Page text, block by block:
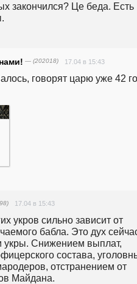
закончился? Це беда. Есть
— (202018) 17.04 в 15:43
говорят царю уже 42
17.04 в 15:43
укров сильно зависит от
бабла. Это дух
укры. Снижением выплат,
состава,
отстранением от
Майдана.